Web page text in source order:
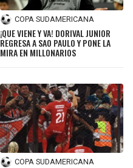
COPA SUDAMERICANA
¡QUE VIENE Y VA! DORIVAL JUNIOR
REGRESA A SAO PAULO Y PONE LA
MIRA EN MILLONARIOS
COPA SUDAMERICANA